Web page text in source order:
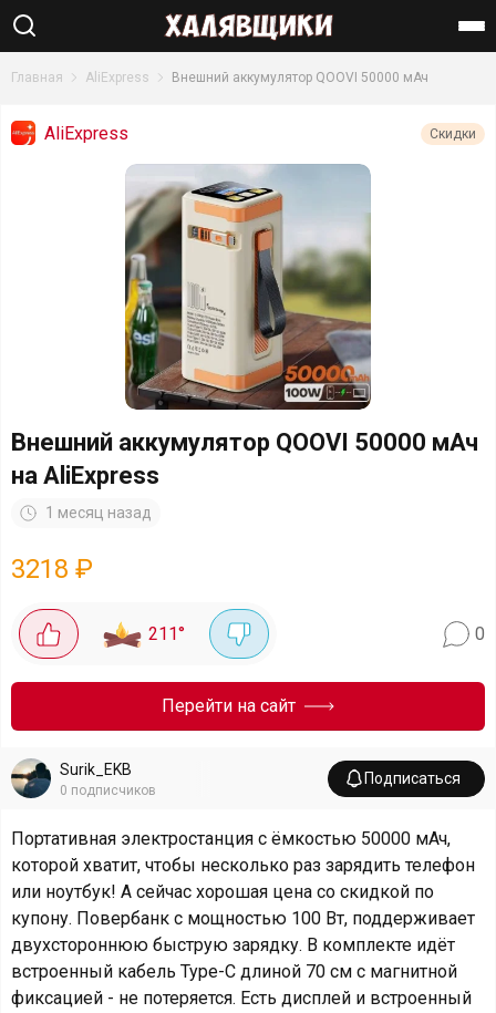
Найти
Главная AliExpress Внешний аккумулятор QOOVI 50000 мАч
AliExpress Скидки
Внешний аккумулятор QOOVI 50000 мАч
на AliExpress
1 месяц назад
3218 ₽
211° 0
Перейти на сайт
Surik_EKB
0 подписчиков
Подписаться
Портативная электростанция с ёмкостью 50000 мАч,
которой хватит, чтобы несколько раз зарядить телефон
или ноутбук! А сейчас хорошая цена со скидкой по
купону. Повербанк с мощностью 100 Вт, поддерживает
двухстороннюю быструю зарядку. В комплекте идёт
встроенный кабель Type-C длиной 70 см с магнитной
фиксацией - не потеряется. Есть дисплей и встроенный